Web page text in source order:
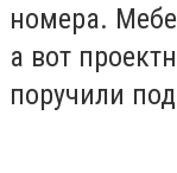
номера.
а вот
поручили